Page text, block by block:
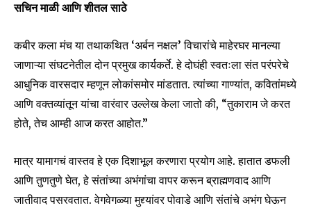
सचिन माळी आणि शीतल साठे
कबीर कला मंच या तथाकथित ‘अर्बन नक्षल’ विचारांचे माहेरघर मानल्या
जाणाऱ्या संघटनेतील दोन प्रमुख कार्यकर्ते. हे दोघंही स्वतःला संत परंपरेचे
आधुनिक वारसदार म्हणून लोकांसमोर मांडतात. त्यांच्या गाण्यांत, कवितांमध्ये
आणि वक्तव्यांतून यांचा वारंवार उल्लेख केला जातो की, “तुकाराम जे करत
होते, तेच आम्ही आज करत आहोत.”
मात्र यामागचं वास्तव हे एक दिशाभूल करणारा प्रयोग आहे. हातात डफली
आणि तुणतुणे घेत, हे संतांच्या अभंगांचा वापर करून ब्राह्मणवाद आणि
जातीवाद पसरवतात. वेगवेगळ्या मुद्द्यांवर पोवाडे आणि संतांचे अभंग घेऊन